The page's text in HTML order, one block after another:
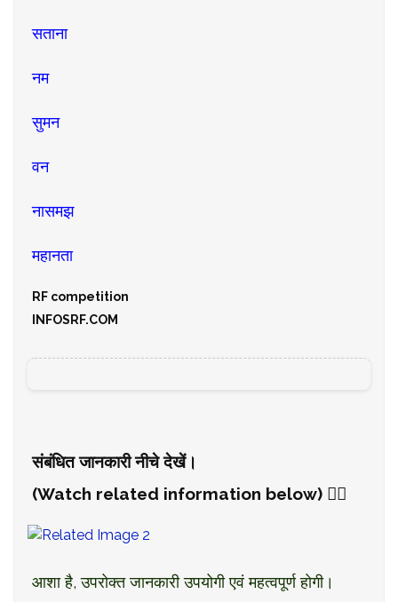
सताना
नम
सुमन
वन
नासमझ
महानता
RF competition
INFOSRF.COM
संबंधित जानकारी नीचे देखें।
(Watch related information below) 👇🏻
आशा है, उपरोक्त जानकारी उपयोगी एवं महत्वपूर्ण होगी।